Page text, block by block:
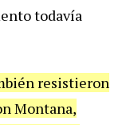
todavía
resistieron
Montana,